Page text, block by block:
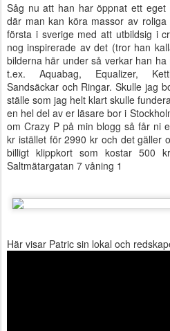
Såg nu att han har öppnat ett
där man kan köra massor av
första i sverige med att utbildsig i
nog inspirerade av det (tror han
bilderna här under så verkar han
t.ex. Aquabag, Equalizer,
Sandsäckar och Ringar. Skulle jag
ställe som jag helt klart skulle
en hel del av er läsare bor i
om Crazy P på min blogg så får ni
kr istället för 2990 kr och det gäller
billigt klippkort som kostar 500
Saltmätargatan 7 våning 1
Här visar Patric sin lokal och